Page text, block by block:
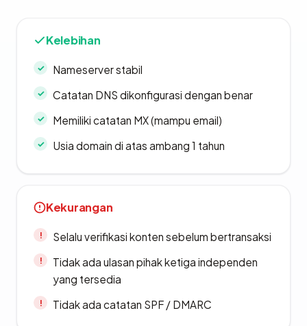
Kelebihan
Nameserver stabil
Catatan DNS dikonfigurasi dengan benar
Memiliki catatan MX (mampu email)
Usia domain di atas ambang 1 tahun
Kekurangan
Selalu verifikasi konten sebelum bertransaksi
Tidak ada ulasan pihak ketiga independen
yang tersedia
Tidak ada catatan SPF / DMARC